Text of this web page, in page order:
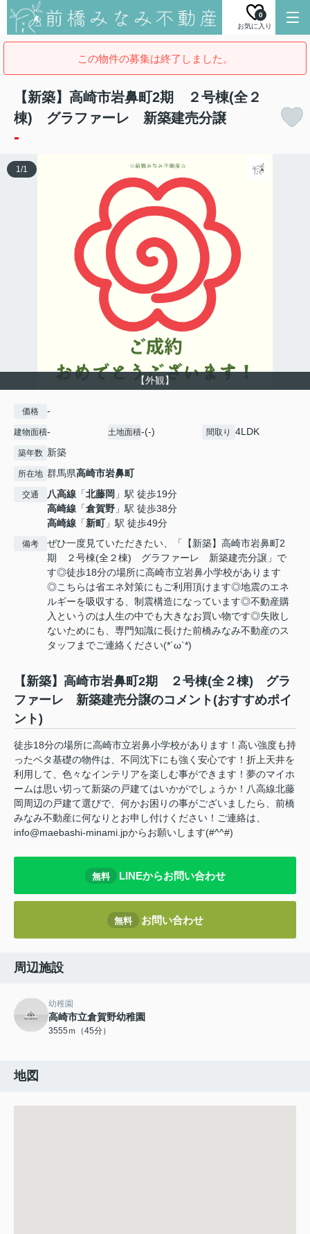
お気に入り
0
この物件の募集は終了しました。
【新築】高崎市岩鼻町2期 ２号棟(全２
棟) グラファーレ 新築建売分譲
-
【外観】
1/1
価格 -
建物面積- 土地面積-(-) 間取り 4LDK
築年数 新築
所在地 群馬県高崎市岩鼻町
交通 八高線 「北藤岡 」駅 徒歩19分
高崎線 「倉賀野 」駅 徒歩38分
高崎線 「新町」駅 徒歩49分
備考
ぜひ一度見ていただきたい、「【新築】高崎市岩鼻町2
期 ２号棟(全２棟) グラファーレ 新築建売分譲」で
す◎徒歩18分の場所に高崎市立岩鼻小学校があります
◎こちらは省エネ対策にもご利用頂けます◎地震のエネ
ルギーを吸収する、制震構造になっています◎不動産購
入というのは人生の中でも大きなお買い物です◎失敗し
ないためにも、専門知識に長けた前橋みなみ不動産のス
タッフまでご連絡ください(*´ω`*)
【新築】高崎市岩鼻町2期 ２号棟(全２棟) グラ
ファーレ 新築建売分譲のコメント(おすすめポイ
ント)
徒歩18分の場所に高崎市立岩鼻小学校があります！高い強度も持
ったベタ基礎の物件は、不同沈下にも強く安心です！折上天井を
利用して、色々なインテリアを楽しむ事ができます！夢のマイホ
ームは思い切って新築の戸建てはいかがでしょうか！八高線北藤
岡周辺の戸建て選びで、何かお困りの事がございましたら、前橋
みなみ不動産に何なりとお申し付けください！ご連絡は、
info@maebashi-minami.jpからお願いします(#^^#)
無料 LINEからお問い合わせ
無料 お問い合わせ
周辺施設
幼稚園
高崎市立倉賀野幼稚園
3555ｍ（45分）
地図